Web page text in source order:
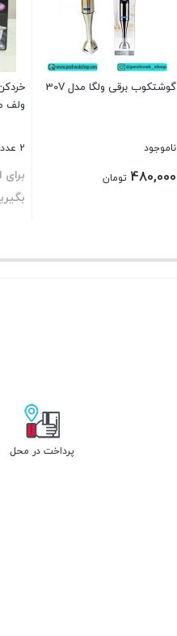
گوشتکوب برقی ولگا مدل 30V
ناموجود
480,000 تومان
ولف
2 عدد در انبار
پرداخت در محل